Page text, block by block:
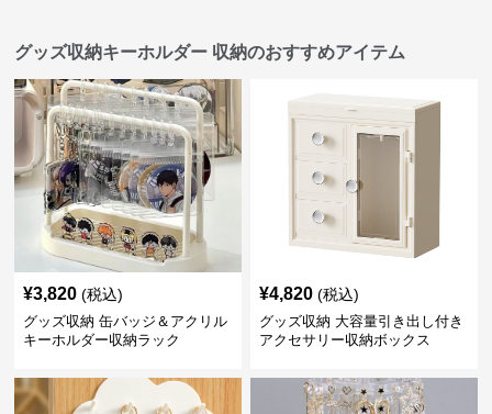
グッズ収納キーホルダー 収納のおすすめアイテム
¥3,820 (税込)
グッズ収納 缶バッジ＆アクリル
キーホルダー収納ラック
¥4,820 (税込)
グッズ収納 大容量引き出し付き
アクセサリー収納ボックス